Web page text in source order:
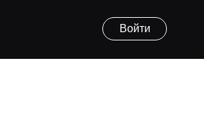
Войти